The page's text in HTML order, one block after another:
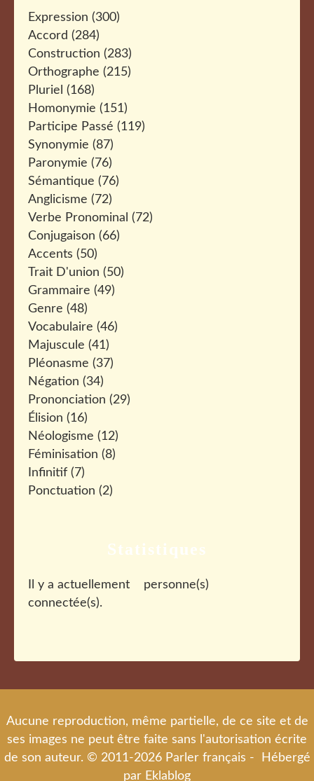
Expression (300)
Accord (284)
Construction (283)
Orthographe (215)
Pluriel (168)
Homonymie (151)
Participe Passé (119)
Synonymie (87)
Paronymie (76)
Sémantique (76)
Anglicisme (72)
Verbe Pronominal (72)
Conjugaison (66)
Accents (50)
Trait D'union (50)
Grammaire (49)
Genre (48)
Vocabulaire (46)
Majuscule (41)
Pléonasme (37)
Négation (34)
Prononciation (29)
Élision (16)
Néologisme (12)
Féminisation (8)
Infinitif (7)
Ponctuation (2)
Statistiques
Il y a actuellement
personne(s)
connectée(s).
Aucune reproduction, même partielle, de ce site et de
ses images ne peut être faite sans l'autorisation écrite
de son auteur. © 2011-2026 Parler français - Hébergé
par Eklablog